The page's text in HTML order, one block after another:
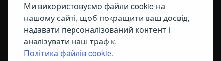
Ми використовуємо файли cookie на
нашому сайті, щоб покращити ваш досвід,
надавати персоналізований контент і
аналізувати наш трафік.
Політика файлів cookie.